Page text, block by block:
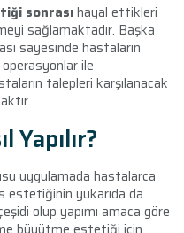
sonrasıhayal ettikleri
sağlamaktadır. Başka
sayesinde hastaların
ile
talepleri karşılanacak
Yapılır?
uygulamada hastalarca
estetiğinin yukarıda da
olup yapımı amaca göre